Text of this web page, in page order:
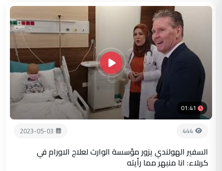
01:41
444
2023-05-03
السفير الهولندي يزور مؤسسة الوارث لعلاج الاورام في
كربلاء: انا منبهر مما رأيته